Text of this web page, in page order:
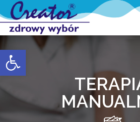
Otwórz pasek narzędzi